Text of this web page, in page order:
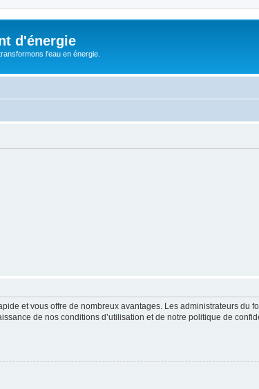
d'énergie
l'eau en énergie.
et vous offre de nombreux avantages. Les administrateurs
de nos conditions d’utilisation et de notre politique de